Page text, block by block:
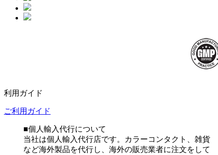
利用ガイド
ご利用ガイド
■個人輸入代行について
当社は個人輸入代行店です。カラーコンタクト、雑貨
など海外製品を代行し、海外の販売業者に注文をして